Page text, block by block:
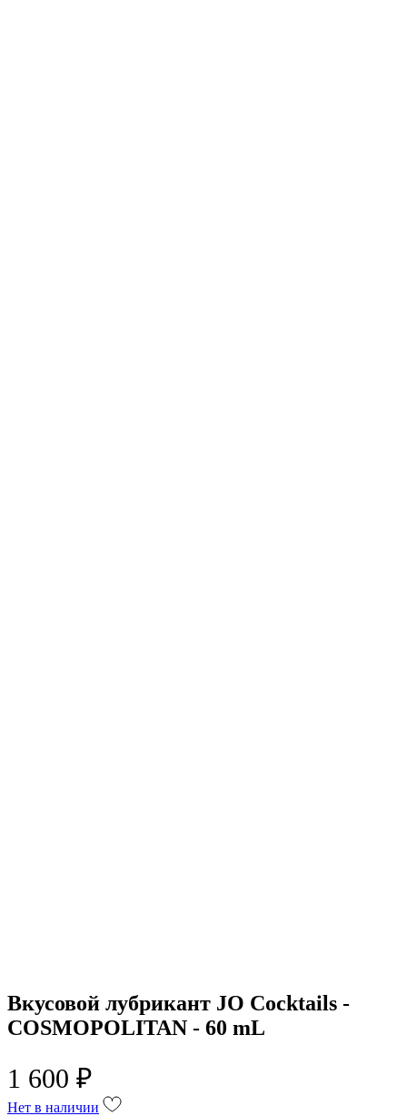
Вкусовой лубрикант JO Cocktails -
COSMOPOLITAN - 60 mL
1 600 ₽
Нет в наличии